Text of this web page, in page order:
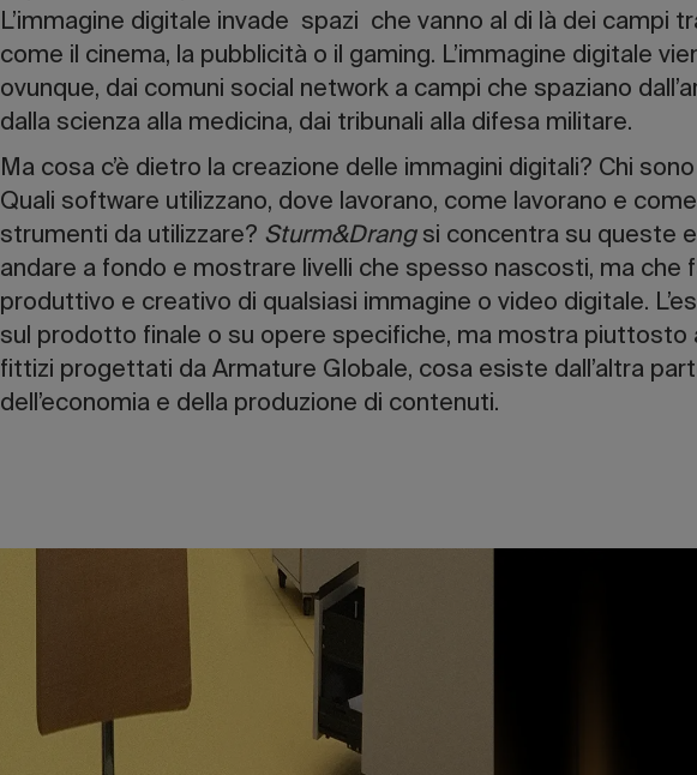
L’immagine digitale invade spazi che vanno al di là dei campi
come il cinema, la pubblicità o il gaming. L’immagine digitale
ovunque, dai comuni social network a campi che spaziano
dalla scienza alla medicina, dai tribunali alla difesa militare.
Ma cosa c’è dietro la creazione delle immagini digitali? Chi
Quali software utilizzano, dove lavorano, come lavorano e
strumenti da utilizzare? Sturm&Drangsi concentra su queste
andare a fondo e mostrare livelli che spesso nascosti, ma che
produttivo e creativo di qualsiasi immagine o video digitale.
sul prodotto finale o su opere specifiche, ma mostra piuttosto
fittizi progettati da Armature Globale, cosa esiste dall’altra
dell’economia e della produzione di contenuti.